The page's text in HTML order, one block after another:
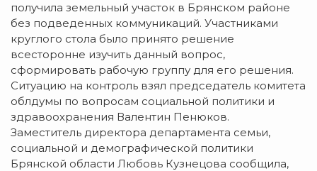
получила земельный участок в Брянском районе
без подведенных коммуникаций. Участниками
круглого стола было принято решение
всесторонне изучить данный вопрос,
сформировать рабочую группу для его решения.
Ситуацию на контроль взял председатель комитета
облдумы по вопросам социальной политики и
здравоохранения Валентин Пенюков.
Заместитель директора департамента семьи,
социальной и демографической политики
Брянской области Любовь Кузнецова сообщила,